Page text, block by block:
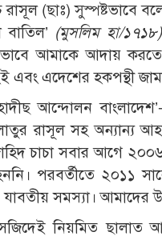
(ছাঃ) সুস্পষ্টভাবে
বাতিল’ (মুসলিম হা/১৭১৮)
আমাকে আদায় করতে
এবং এদেশের হকপন্থী
আন্দোলন
রাসূল সহ অন্যান্য
চাচা সবার আগে
পরবর্তীতে ২০১১
সমস্যা। আমাদের
নিয়মিত